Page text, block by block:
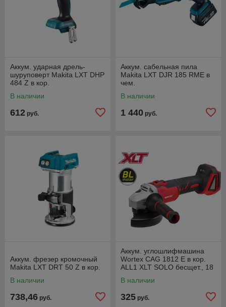
Аккум. ударная дрель-
шуруповерт Makita LXT DHP
484 Z в кор.
В наличии
612 руб.
Аккум. сабельная пила
Makita LXT DJR 185 RME в
чем.
В наличии
1 440 руб.
Аккум. фрезер кромочный
Makita LXT DRT 50 Z в кор.
В наличии
738,46 руб.
Аккум. углошлифмашина
Wortex CAG 1812 E в кор.
ALL1 XLT SOLO бесщет., 18
В наличии
325 руб.